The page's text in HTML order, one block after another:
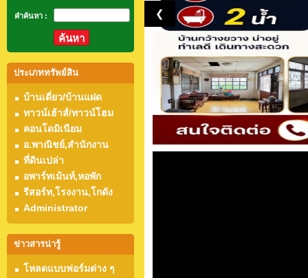
คำค้นหา :
ค้นหา
ประเภททรัพย์สิน
บ้านเดี่ยว/บ้านแฝด
ทาวน์เฮ้าส์/ทาวน์โฮม
คอนโดมิเนียม
อ.พาณิชย์,สำนักงาน
ที่ดินเปล่า
อพาร์ทเม้นท์,หอพัก
รีสอร์ท,โรงงาน,โกดัง
Administrator
ข่าวสารน่ารู้
โหลดแบบฟอร์มต่าง ๆ
❮